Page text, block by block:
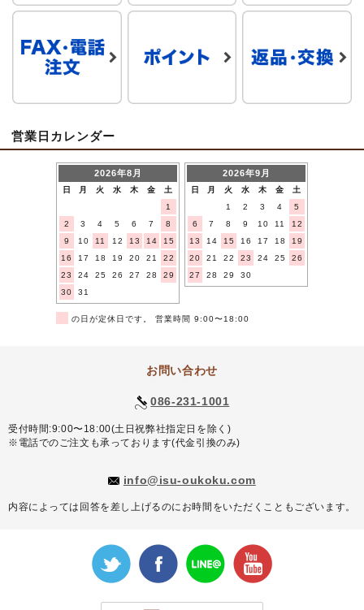
営業日カレンダー
2026年8月
日 月 火 水 木 金
土
1
2
3 4 5 6 7
8
9
10 11 12 13 14
15
16
17 18 19 20 21
22
23
24 25 26 27 28
29
30
31
2026年9月
日 月 火 水 木 金
土
1
2 3 4
5
6
7 8 9 10 11
12
13
14 15 16 17 18
19
20
21 22 23 24 25
26
27
28 29 30
の日が定休日です。 営業時間 9:00〜18:00
お問い合わせ
086-231-1001
受付時間:9:00〜18:00(土日祝弊社指定日を除く)
※電話でのご注文も承っております(代金引換のみ)
info@isu-oukoku.com
内容によっては回答を差し上げるのにお時間をいただくこともございます。